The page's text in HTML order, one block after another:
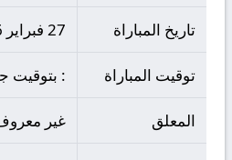
تاريخ المباراة 27 فبراير 2026
توقيت المباراة : بتوقيت
المعلق غير